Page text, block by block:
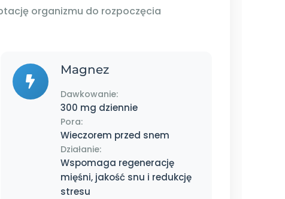
organizmu do rozpoczęcia
Magnez
Dawkowanie:
300 mg dziennie
Pora:
Wieczorem przed snem
Działanie:
Wspomaga regenerację
mięśni, jakość snu i redukcję
stresu